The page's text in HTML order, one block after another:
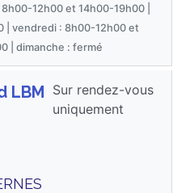
12h00 et 14h00-19h00 |
| vendredi : 8h00-12h00 et
| dimanche : fermé
LBM Sur rendez-vous
uniquement